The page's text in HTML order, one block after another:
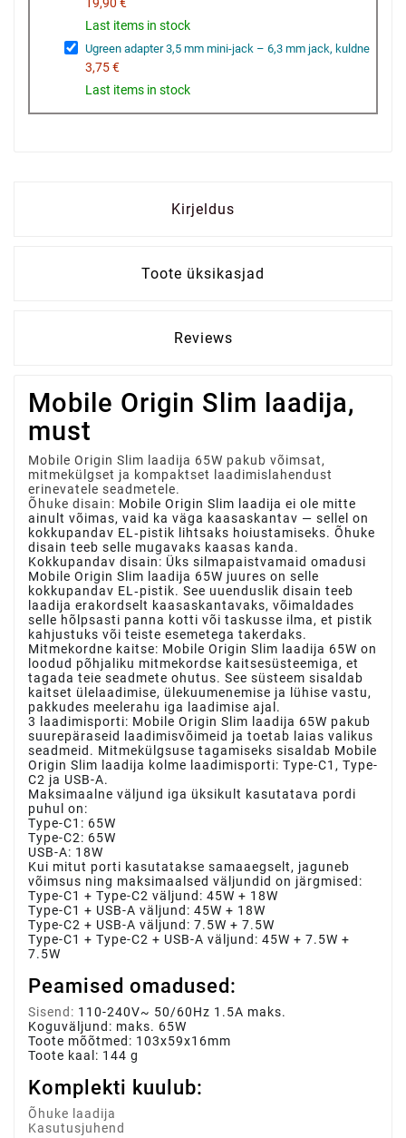
Last items in stock
Ugreen adapter 3,5 mm mini-jack – 6,3 mm jack, kuldne
3,75 €
Last items in stock
Kirjeldus
Toote üksikasjad
Reviews
Mobile Origin Slim laadija,
must
Mobile Origin Slim laadija 65W pakub võimsat,
mitmekülgset ja kompaktset laadimislahendust
erinevatele seadmetele.
Õhuke disain: Mobile Origin Slim laadija ei ole mitte
ainult võimas, vaid ka väga kaasaskantav — sellel on
kokkupandav EL‑pistik lihtsaks hoiustamiseks. Õhuke
disain teeb selle mugavaks kaasas kanda.
Kokkupandav disain: Üks silmapaistvamaid omadusi
Mobile Origin Slim laadija 65W juures on selle
kokkupandav EL‑pistik. See uuenduslik disain teeb
laadija erakordselt kaasaskantavaks, võimaldades
selle hõlpsasti panna kotti või taskusse ilma, et pistik
kahjustuks või teiste esemetega takerdaks.
Mitmekordne kaitse: Mobile Origin Slim laadija 65W on
loodud põhjaliku mitmekordse kaitsesüsteemiga, et
tagada teie seadmete ohutus. See süsteem sisaldab
kaitset ülelaadimise, ülekuumenemise ja lühise vastu,
pakkudes meelerahu iga laadimise ajal.
3 laadimisporti: Mobile Origin Slim laadija 65W pakub
suurepäraseid laadimisvõimeid ja toetab laias valikus
seadmeid. Mitmekülgsuse tagamiseks sisaldab Mobile
Origin Slim laadija kolme laadimisporti: Type-C1, Type-
C2 ja USB-A.
Maksimaalne väljund iga üksikult kasutatava pordi
puhul on:
Type-C1: 65W
Type-C2: 65W
USB-A: 18W
Kui mitut porti kasutatakse samaaegselt, jaguneb
võimsus ning maksimaalsed väljundid on järgmised:
Type-C1 + Type-C2 väljund: 45W + 18W
Type-C1 + USB-A väljund: 45W + 18W
Type-C2 + USB-A väljund: 7.5W + 7.5W
Type-C1 + Type-C2 + USB-A väljund: 45W + 7.5W +
7.5W
Peamised omadused:
Sisend: 110-240V~ 50/60Hz 1.5A maks.
Koguväljund: maks. 65W
Toote mõõtmed: 103x59x16mm
Toote kaal: 144 g
Komplekti kuulub:
Õhuke laadija
Kasutusjuhend